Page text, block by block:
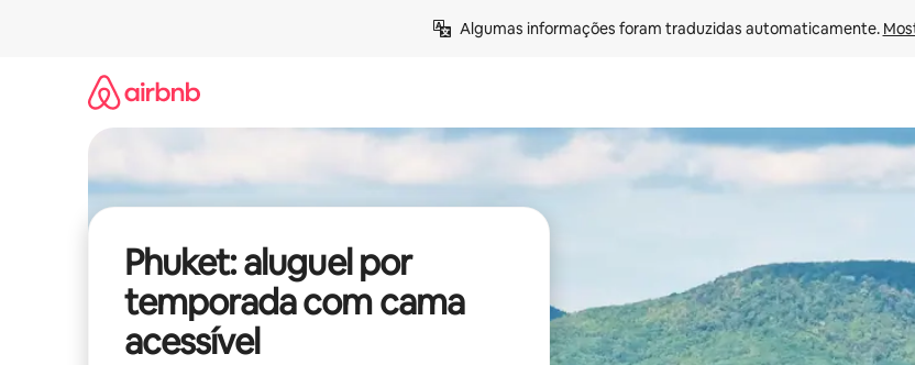
Algumas informações foram traduzidas automaticamente.
Phuket: aluguel por
temporada com cama
acessível